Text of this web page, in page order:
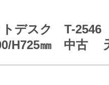
トデスク T-2546
H725㎜ 中古